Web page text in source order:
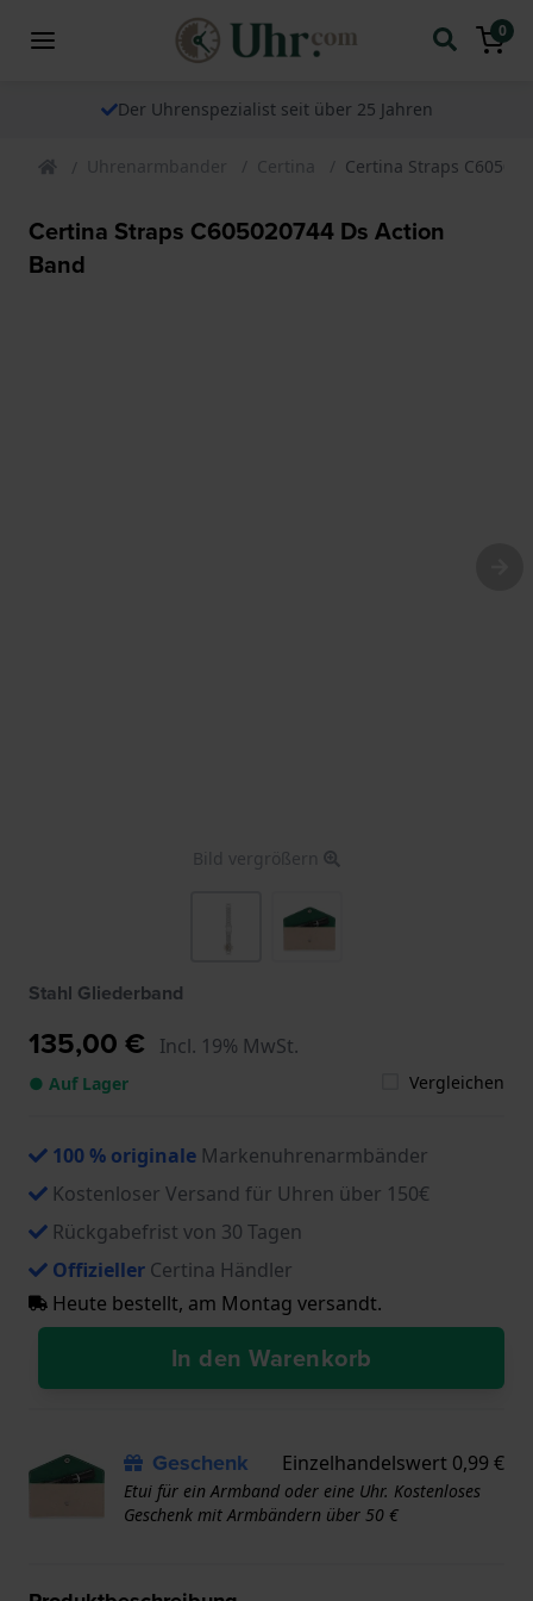
0
Der Uhrenspezialist seit über 25 Jahren
Uhrenarmbander Certina Certina Straps
Certina Straps C605020744 Ds Action
Band
Bild vergrößern
Stahl Gliederband
135,00 € Incl. 19% MwSt.
● Auf Lager Vergleichen
100 % originale Markenuhrenarmbänder
Kostenloser Versand für Uhren über 150€
Rückgabefrist von 30 Tagen
Offizieller Certina Händler
Heute bestellt, am Montag versandt.
In den Warenkorb
Geschenk Einzelhandelswert 0,99 €
Etui für ein Armband oder eine Uhr. Kostenloses
Geschenk mit Armbändern über 50 €